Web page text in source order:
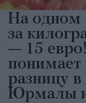
На одном
за
— 15
разницу
Юрмалы